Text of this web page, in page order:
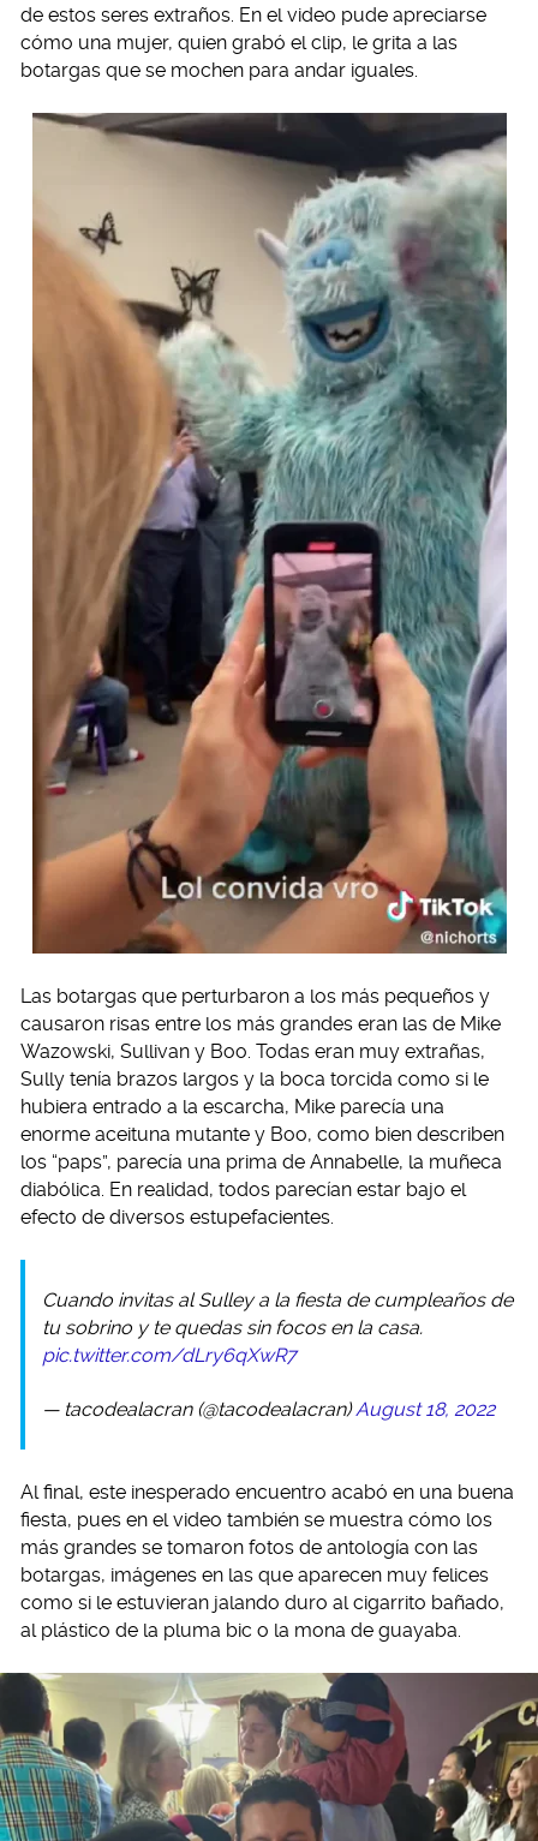
de estos seres extraños. En el video pude apreciarse
cómo una mujer, quien grabó el clip, le grita a las
botargas que se mochen para andar iguales.
Las botargas que perturbaron a los más pequeños y
causaron risas entre los más grandes eran las de Mike
Wazowski, Sullivan y Boo. Todas eran muy extrañas,
Sully tenía brazos largos y la boca torcida como si le
hubiera entrado a la escarcha, Mike parecía una
enorme aceituna mutante y Boo, como bien describen
los “paps”, parecía una prima de Annabelle, la muñeca
diabólica. En realidad, todos parecían estar bajo el
efecto de diversos estupefacientes.
Cuando invitas al Sulley a la fiesta de cumpleaños de
tu sobrino y te quedas sin focos en la casa.
pic.twitter.com/dLry6qXwR7
— tacodealacran (@tacodealacran)August 18, 2022
Al final, este inesperado encuentro acabó en una buena
fiesta, pues en el video también se muestra cómo los
más grandes se tomaron fotos de antología con las
botargas, imágenes en las que aparecen muy felices
como si le estuvieran jalando duro al cigarrito bañado,
al plástico de la pluma bic o la mona de guayaba.